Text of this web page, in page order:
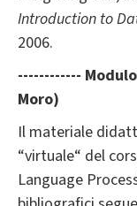
Introduction to
2006.
------------
Moro)
Il materiale
“virtuale“ del
Language